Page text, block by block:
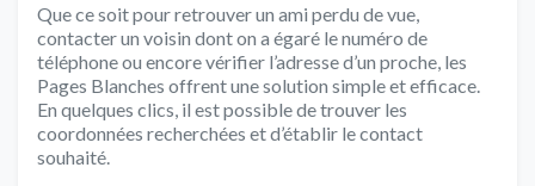
Que ce soit pour retrouver un ami perdu de vue,
contacter un voisin dont on a égaré le numéro de
téléphone ou encore vérifier l’adresse d’un proche, les
Pages Blanches offrent une solution simple et efficace.
En quelques clics, il est possible de trouver les
coordonnées recherchées et d’établir le contact
souhaité.